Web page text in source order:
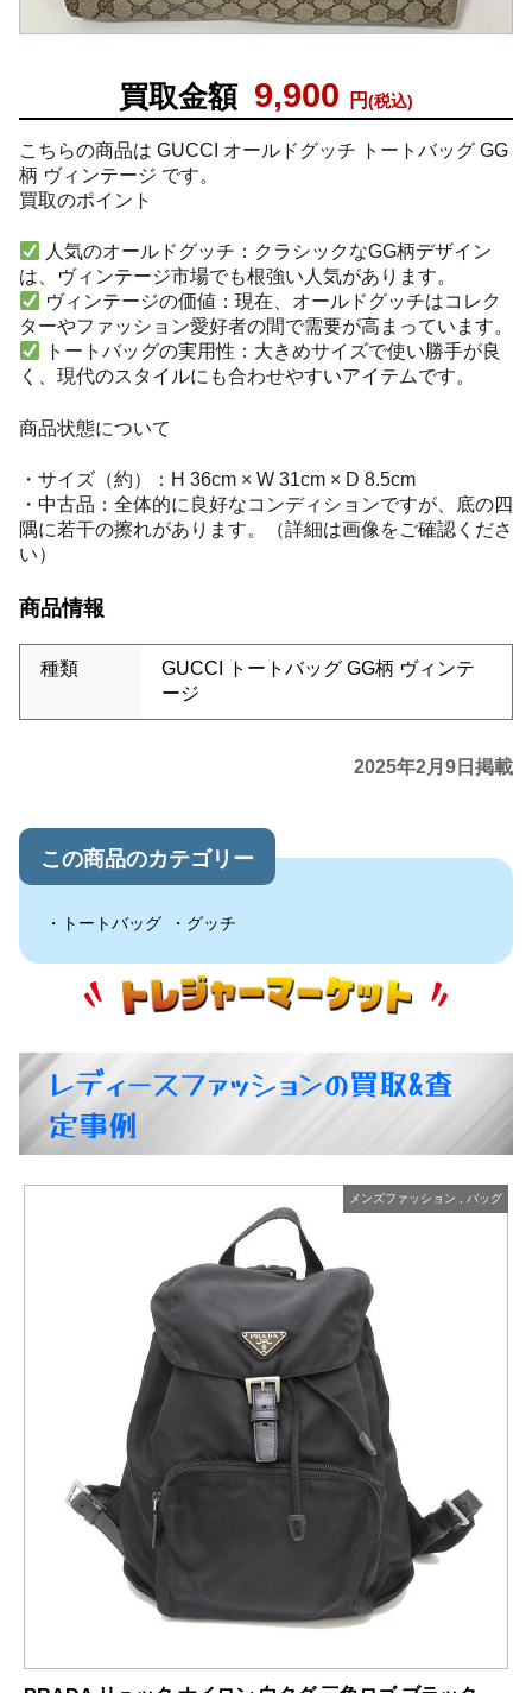
買取金額 9,900 円(税込)
こちらの商品は GUCCI オールドグッチ トートバッグ GG
柄 ヴィンテージ です。
買取のポイント
人気のオールドグッチ：クラシックなGG柄デザイン
は、ヴィンテージ市場でも根強い人気があります。
ヴィンテージの価値：現在、オールドグッチはコレク
ターやファッション愛好者の間で需要が高まっています。
トートバッグの実用性：大きめサイズで使い勝手が良
く、現代のスタイルにも合わせやすいアイテムです。
商品状態について
・サイズ（約）：H 36cm × W 31cm × D 8.5cm
・中古品：全体的に良好なコンディションですが、底の四
隅に若干の擦れがあります。（詳細は画像をご確認くださ
い）
商品情報
種類
GUCCI トートバッグ GG柄 ヴィンテ
ージ
2025年2月9日掲載
この商品のカテゴリー
トートバッグ グッチ
レディースファッションの買取&査
定事例
メンズファッション , トートバッグ